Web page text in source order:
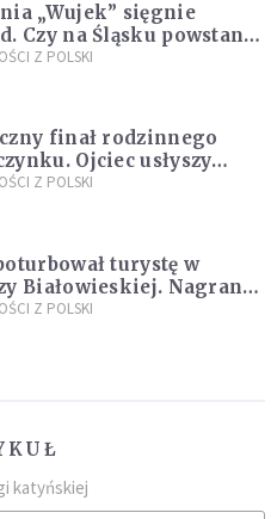
„Wujek” sięgnie
Czy na Śląsku powstanie
Krzemowa”?
Z POLSKI
finał rodzinnego
Ojciec usłyszy
Z POLSKI
turystę w
Białowieskiej. Nagranie
myślenia
Z POLSKI
katyńskiej